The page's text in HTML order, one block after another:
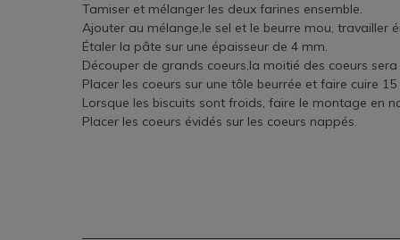
Tamiser et mélanger les deux farines ensemble.
Ajouter au mélange,le sel et le beurre mou, travailler
Étaler la pâte sur une épaisseur de 4 mm.
Découper de grands coeurs,la moitié des coeurs
Placer les coeurs sur une tôle beurrée et faire cuire
Lorsque les biscuits sont froids, faire le montage en
Placer les coeurs évidés sur les coeurs nappés.